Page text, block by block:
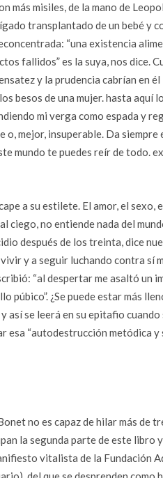
más misiles, de la mano de
transplantado de un bebé y
“una existencia
fallidos” es la suya, nos dice.
y la prudencia cabrían en
besos de una mujer. hasta aquí
mi verga como espada y
o, mejor, insuperable. Da
mundo te puedes reír de todo.
a su estilete. El amor, el sexo,
ciego, no entiende nada del
después de los treinta, dice
y a seguir luchando contra sí
“al despertar me asaltó un
púbico”. ¿Se puede estar más
así se leerá en su epitafio
esa “autodestrucción metódica y
no es capaz de hilar más de
la segunda parte de este libro
vitalista de la Fundación